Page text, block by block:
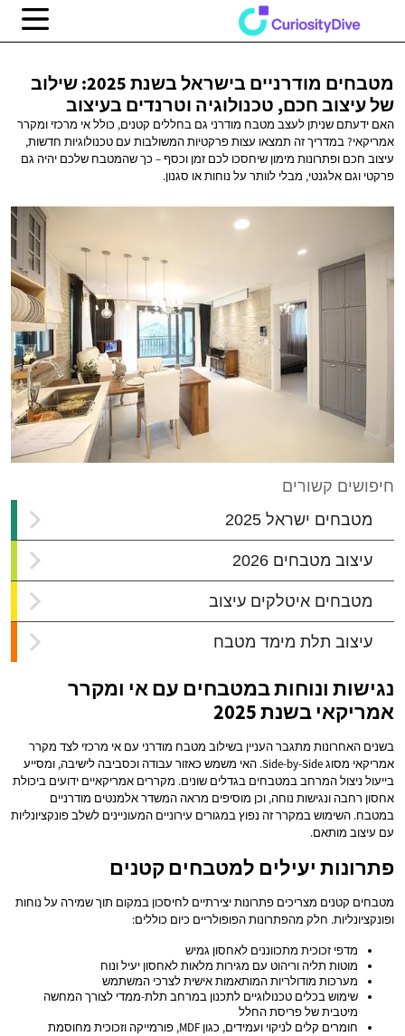
מטבחים מודרניים בישראל בשנת 2025: שילוב
של עיצוב חכם, טכנולוגיה וטרנדים בעיצוב
האם ידעתם שניתן לעצב מטבח מודרני גם בחללים קטנים, כולל אי מרכזי ומקרר
אמריקאי? במדריך זה תמצאו עצות פרקטיות המשולבות עם טכנולוגיות חדשות,
עיצוב חכם ופתרונות מימון שיחסכו לכם זמן וכסף – כך שהמטבח שלכם יהיה גם
פרקטי וגם אלגנטי, מבלי לוותר על נוחות או סגנון.
נגישות ונוחות במטבחים עם אי ומקרר
אמריקאי בשנת 2025
בשנים האחרונות מתגבר העניין בשילוב מטבח מודרני עם אי מרכזי לצד מקרר
אמריקאי מסוג Side-by-Side. האי משמש כאזור עבודה וכסביבה לישיבה, ומסייע
בייעול ניצול המרחב במטבחים בגדלים שונים. מקררים אמריקאיים ידועים ביכולת
אחסון רחבה ונגישות נוחה, וכן מוסיפים מראה המשדר אלמנטים מודרניים
במטבח. השימוש במקרר זה נפוץ במגורים עירוניים המעוניינים לשלב פונקציונליות
עם עיצוב מותאם.
פתרונות יעילים למטבחים קטנים
מטבחים קטנים מצריכים פתרונות יצירתיים לחיסכון במקום תוך שמירה על נוחות
ופונקציונליות. חלק מהפתרונות הפופולריים כיום כוללים:
מדפי זכוכית מתכווננים לאחסון גמיש
מוטות תליה וריהוט עם מגירות מלאות לאחסון יעיל ונוח
מערכות מודולריות המותאמות אישית לצרכי המשתמש
שימוש בכלים טכנולוגיים לתכנון במרחב תלת-ממדי לצורך המחשה
מיטבית של פריסת החלל
חומרים קלים לניקוי ועמידים, כגון MDF, פורמייקה וזכוכית מחוסמת